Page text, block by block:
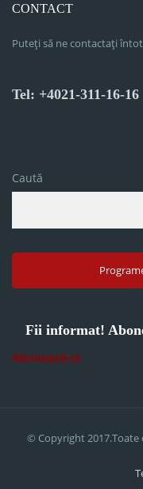
CONTACT
Puteți să ne contactați
Tel: +4021-311-16-16
Caută
Fii informat!
Abonează-te
© Copyright